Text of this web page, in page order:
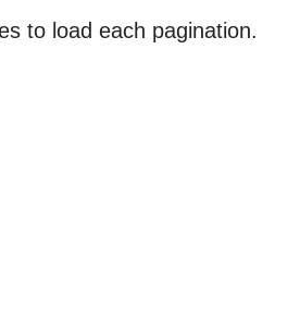
to load each pagination.